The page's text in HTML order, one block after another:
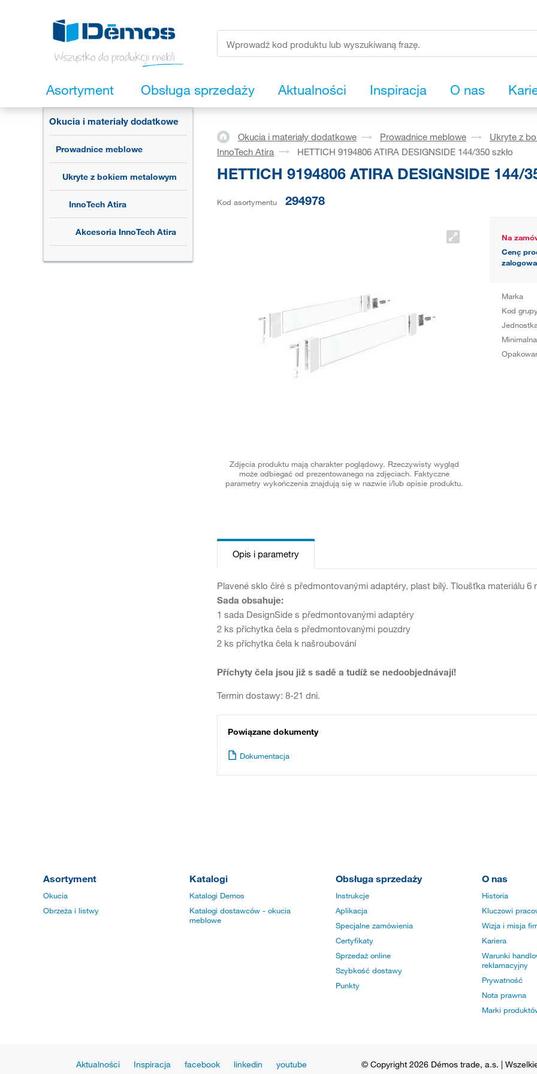
Asortyment Obsługa sprzedaży Aktualności Inspiracja O nas
Okucia i materiały dodatkowe
Prowadnice meblowe
Ukryte z bokiem metalowym
InnoTech Atira
Akcesoria InnoTech Atira
Okucia i materiały dodatkowe Prowadnice meblowe
Ukryte z
InnoTech Atira
HETTICH 9194806 ATIRA DESIGNSIDE 144/350 szkło
HETTICH 9194806 ATIRA DESIGNSIDE 144/
Kod asortymentu 294978
Zdjęcia produktu mają charakter poglądowy. Rzeczywisty wygląd
może odbiegać od prezentowanego na zdjęciach. Faktyczne
parametry wykończenia znajdują się w nazwie i/lub opisie produktu.
Na
Cenę
Marka
Kod
Opis i parametry
Plavené sklo čiré s předmontovanými adaptéry, plast bílý. Tloušťka materiálu 6
Sada obsahuje:
1 sada DesignSide s předmontovanými adaptéry
2 ks příchytka čela s předmontovanými pouzdry
2 ks příchytka čela k našroubování
Příchyty čela jsou již s sadě a tudíž se nedoobjednávají!
Termin dostawy: 8-21 dni.
Powiązane dokumenty
Dokumentacja
Asortyment
Okucia
Obrzeża i listwy
Katalogi
Katalogi Demos
Katalogi dostawców - okucia
meblowe
Obsługa sprzedaży
Instrukcje
Aplikacja
Specjalne zamówienia
Certyfikaty
Sprzedaż online
Szybkość dostawy
Punkty
O nas
Historia
Kluczowi
Wizja i misja
Kariera
Warunki
reklamacyjny
Prywatność
Nota prawna
Marki
Aktualności Inspiracja facebook linkedin youtube © Copyright 2026 Démos trade, a.s. |